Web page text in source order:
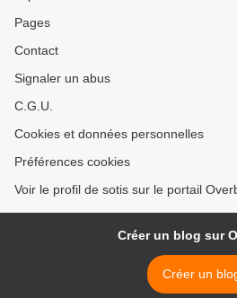
Pages
Contact
Signaler un abus
C.G.U.
Cookies et données personnelles
Préférences cookies
Voir le profil de sotis sur le portail
Créer un blog sur
Créer un